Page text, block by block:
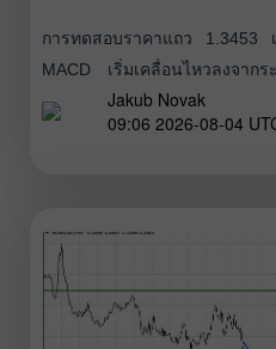
การทดสอบราคาแถว 1.3453
MACD เริ่มเคลื่อนไหวลงจาก
ขายของเงินปอนด์ได้อย่างถูกต้
เงินจนถึงระดับเป้าหมายที่
หน้านั้นออกมาดีกว่าที่คาด
Jakub Novak
09:06 2026-08-04